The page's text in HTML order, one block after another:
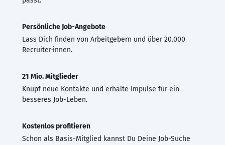
Persönliche Job-Angebote
Lass Dich finden von Arbeitgebern und über 20.000
Recruiter·innen.
21 Mio. Mitglieder
Knüpf neue Kontakte und erhalte Impulse für ein
besseres Job-Leben.
Kostenlos profitieren
Schon als Basis-Mitglied kannst Du Deine Job-Suche